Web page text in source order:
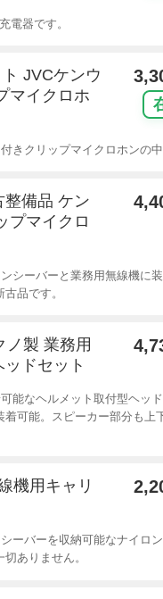
電器です。
JVCケンウ
マイクロホ
きクリップマイクロホンの中
整備品 ケン
プマイクロ
シーバーと業務用無線機に
品です。
ノ製 業務用
ドセット
能なヘルメット取付型ヘッド
可能。スピーカー部分も上
機用キャリ
ーバーを収納可能なナイロ
ありません。